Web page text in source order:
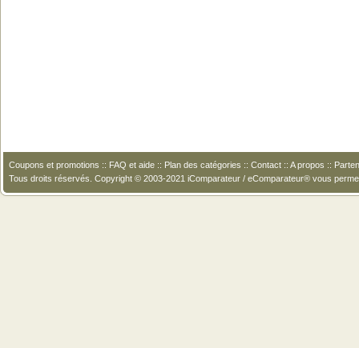
Coupons et promotions :: FAQ et aide :: Plan des catégories :: Contact :: A propos ::
Tous droits réservés. Copyright © 2003-2021 iComparateur / eComparateur® vous